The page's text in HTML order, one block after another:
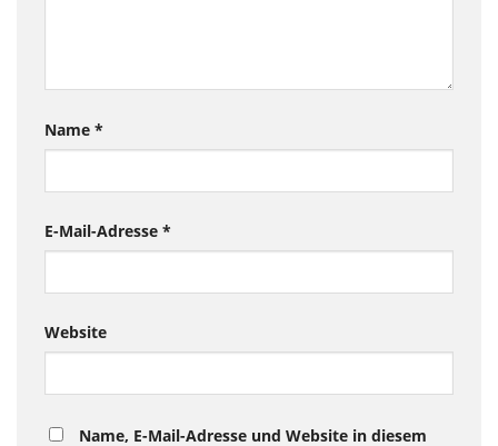
Name *
E-Mail-Adresse *
Website
Name, E-Mail-Adresse und Website in diesem